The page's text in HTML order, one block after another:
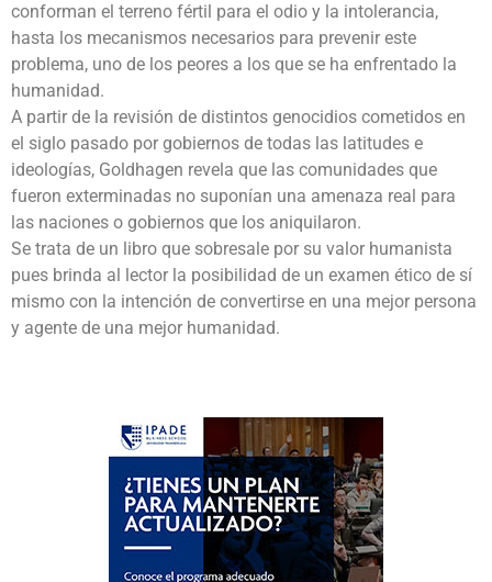
conforman el terreno fértil para el odio y la intolerancia,
hasta los mecanismos necesarios para prevenir este
problema, uno de los peores a los que se ha enfrentado la
humanidad.
A partir de la revisión de distintos genocidios cometidos en
el siglo pasado por gobiernos de todas las latitudes e
ideologías, Goldhagen revela que las comunidades que
fueron exterminadas no suponían una amenaza real para
las naciones o gobiernos que los aniquilaron.
Se trata de un libro que sobresale por su valor humanista
pues brinda al lector la posibilidad de un examen ético de sí
mismo con la intención de convertirse en una mejor persona
y agente de una mejor humanidad.